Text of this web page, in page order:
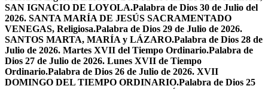
SAN IGNACIO DE LOYOLA.Palabra de Dios 30 de Julio del
2026. SANTA MARÍA DE JESÚS SACRAMENTADO
VENEGAS, Religiosa.Palabra de Dios 29 de Julio de 2026.
SANTOS MARTA, MARÍA y LÁZARO.Palabra de Dios 28 de
Julio de 2026. Martes XVII del Tiempo Ordinario.Palabra de
Dios 27 de Julio de 2026. Lunes XVII de Tiempo
Ordinario.Palabra de Dios 26 de Julio de 2026. XVII
DOMINGO DEL TIEMPO ORDINARIO.Palabra de Dios 25